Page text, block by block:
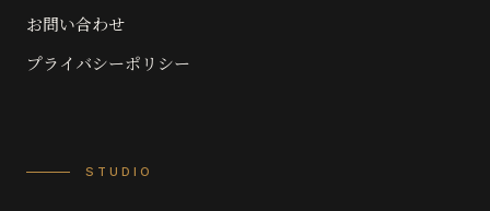
お問い合わせ
プライバシーポリシー
STUDIO